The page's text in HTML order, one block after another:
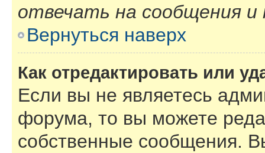
отвечать на сообщения
Вернуться наверх
Как отредактировать или
Если вы не являетесь
форума, то вы можете
собственные сообщения.